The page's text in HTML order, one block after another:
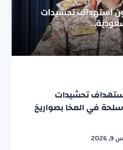
تحشيدات
في المخا بصواريخ